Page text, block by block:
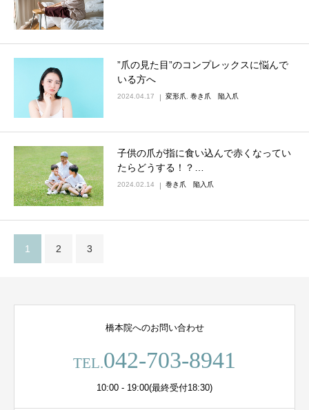
”爪の見た目”のコンプレックスに悩んで
いる方へ
2024.04.17 変形爪 巻き爪 陥入爪
子供の爪が指に食い込んで赤くなってい
たらどうする！？…
2024.02.14 巻き爪 陥入爪
1 2 3
橋本院へのお問い合わせ
TEL.042-703-8941
10:00 - 19:00(最終受付18:30)